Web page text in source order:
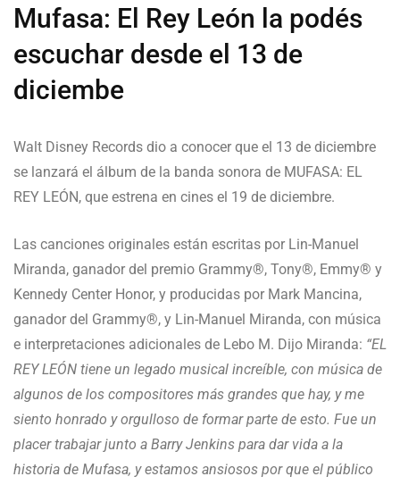
Mufasa: El Rey León la podés
escuchar desde el 13 de
diciembe
Walt Disney Records dio a conocer que el 13 de diciembre
se lanzará el álbum de la banda sonora de MUFASA: EL
REY LEÓN, que estrena en cines el 19 de diciembre.
Las canciones originales están escritas por Lin-Manuel
Miranda, ganador del premio Grammy®, Tony®, Emmy® y
Kennedy Center Honor, y producidas por Mark Mancina,
ganador del Grammy®, y Lin-Manuel Miranda, con música
e interpretaciones adicionales de Lebo M. Dijo Miranda: “EL
REY LEÓN tiene un legado musical increíble, con música de
algunos de los compositores más grandes que hay, y me
siento honrado y orgulloso de formar parte de esto. Fue un
placer trabajar junto a Barry Jenkins para dar vida a la
historia de Mufasa, y estamos ansiosos por que el público